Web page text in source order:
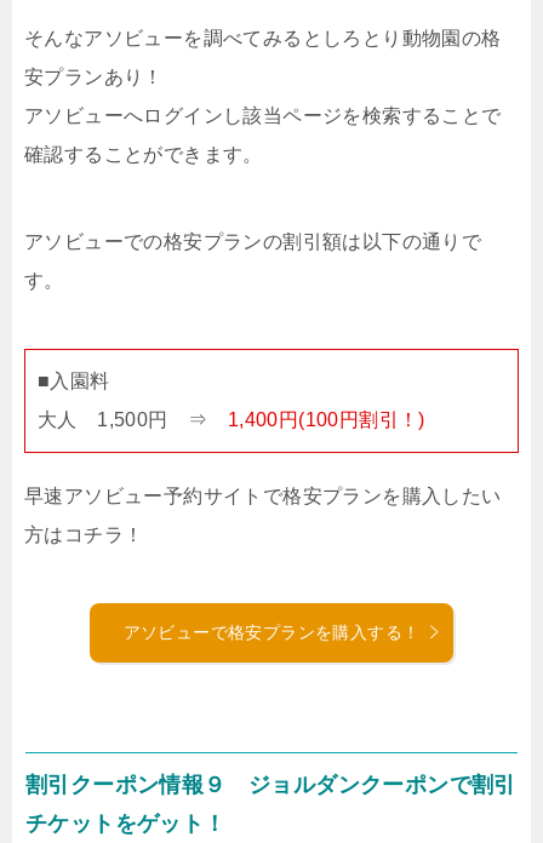
そんなアソビューを調べてみるとしろとり動物園の格
安プランあり！
アソビューへログインし該当ページを検索することで
確認することができます。
アソビューでの格安プランの割引額は以下の通りで
す。
■入園料
大人 1,500円 ⇒ 1,400円(100円割引！)
早速アソビュー予約サイトで格安プランを購入したい
方はコチラ！
アソビューで格安プランを購入する！
割引クーポン情報９ ジョルダンクーポンで割引
チケットをゲット！